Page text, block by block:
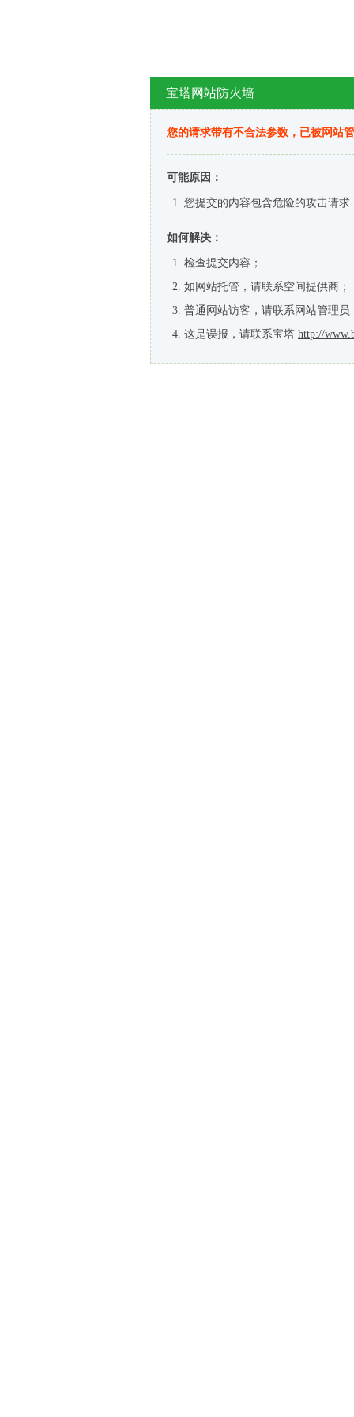
宝塔网站防火墙
您的请求带有不合法参数，已被网站
可能原因：
您提交的内容包含危险的攻击请求
如何解决：
检查提交内容；
如网站托管，请联系空间提供商；
普通网站访客，请联系网站管理员
这是误报，请联系宝塔 http://